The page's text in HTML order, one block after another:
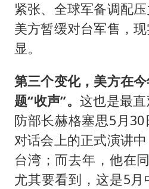
紧张、全球军备调配
美方暂缓对台军售，
显。
第三个变化，美方在
题“收声”。 这也是最
防部长赫格塞思5月
对话会上的正式演讲
台湾；而去年，他在
尤其要看到，这是5